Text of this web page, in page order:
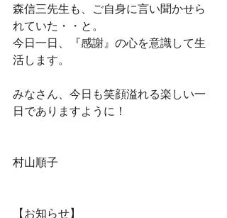
森信三先生も、ご自身に言い聞かせら
れていた・・と。
今日一日、『感謝』の心を意識して生
活します。
みなさん、今日も笑顔溢れる楽しい一
日でありますように！
村山順子
【お知らせ】